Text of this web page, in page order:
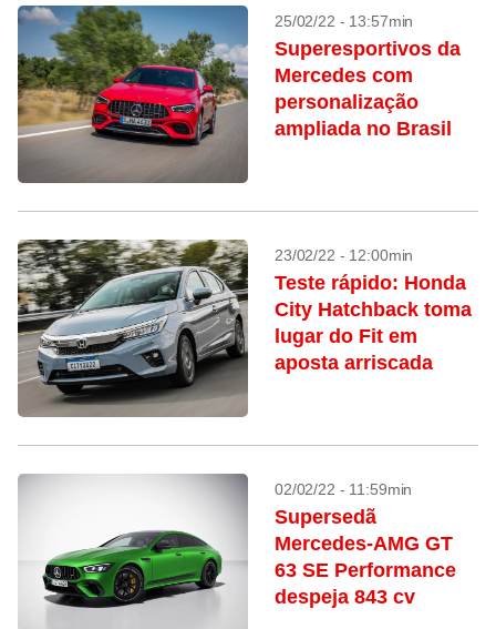
25/02/22 - 13:57min
Superesportivos da
Mercedes com
personalização
ampliada no Brasil
23/02/22 - 12:00min
Teste rápido: Honda
City Hatchback toma
lugar do Fit em
aposta arriscada
02/02/22 - 11:59min
Supersedã
Mercedes-AMG GT
63 SE Performance
despeja 843 cv